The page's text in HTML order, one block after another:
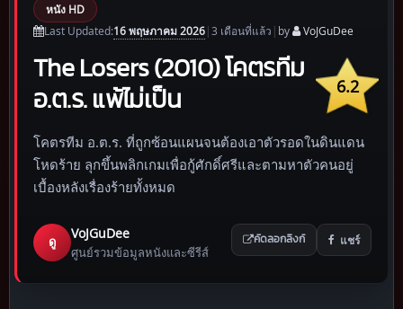
หนัง HD
Last Updated:16 พฤษภาคม 2026|3 เดือนที่แล้ว | by VoJGuDee
6.2
The Losers (2010) โคตรทีม
อ.ต.ร. แพ้ไม่เป็น
โคตรทีม อ.ต.ร. ที่ถูกซ้อนแผนจนต้องเอาตัวรอดในดินแดน
โหดร้าย ลุกขึ้นพลิกเกมเพื่อกู้ศักดิ์ศรีและตามหาตัวคนอยู่
เบื้องหลังเรื่องร้ายทั้งหมด
ดู
VoJGuDee
ศูนย์รวมข้อมูลหนังและซีรีส์
คัดลอกลิงก์ แชร์